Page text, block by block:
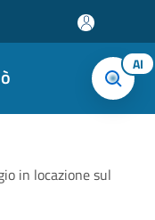
AI
in locazione sul